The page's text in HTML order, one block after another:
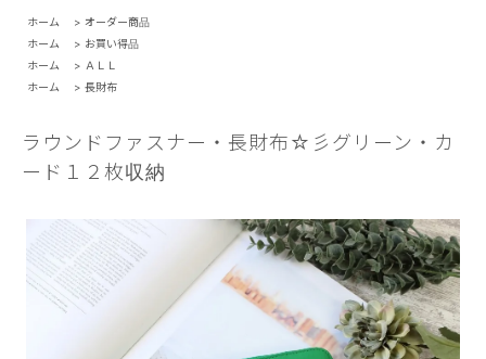
ホーム > オーダー商品
ホーム
> お買い得品
ホーム
> ＡＬＬ
ホーム
> 長財布
ラウンドファスナー・長財布☆彡グリーン・カ
ード１２枚収納